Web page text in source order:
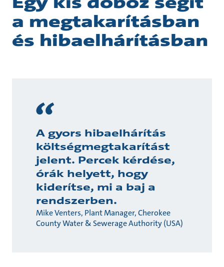
a megtakarításban
és hibaelhárításban
A gyors hibaelhárítás
költségmegtakarítást
jelent. Percek kérdése,
órák helyett, hogy
kiderítse, mi a baj a
rendszerben.
Mike Venters, Plant Manager, Cherokee
County Water & Sewerage Authority (USA)